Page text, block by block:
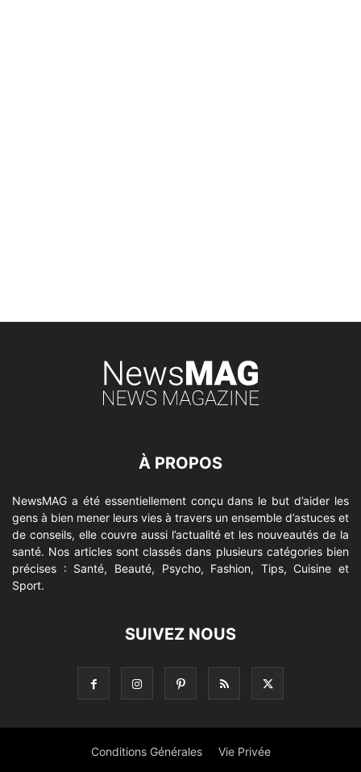
À PROPOS
NewsMAG a été essentiellement conçu dans le but d’aider les
gens à bien mener leurs vies à travers un ensemble d’astuces et
de conseils, elle couvre aussi l’actualité et les nouveautés de la
santé. Nos articles sont classés dans plusieurs catégories bien
précises : Santé, Beauté, Psycho, Fashion, Tips, Cuisine et
Sport.
SUIVEZ NOUS
Conditions Générales Vie Privée